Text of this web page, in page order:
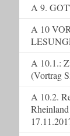
A 9.
A 10
A 10.1.:
(Vortrag
A 10.2.